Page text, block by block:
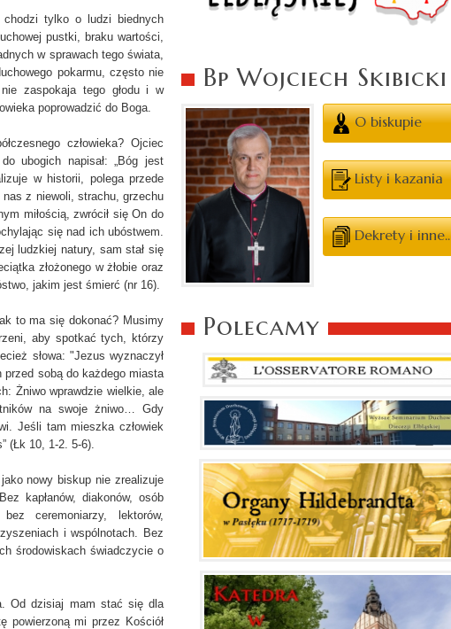
tylko o ludzi biednych
pustki, braku wartości,
w sprawach tego świata,
pokarmu, często nie
zaspokaja tego głodu i w
poprowadzić do Boga.
człowieka? Ojciec
ubogich napisał: „Bóg jest
w historii, polega przede
z niewoli, strachu, grzechu
miłością, zwrócił się On do
się nad ich ubóstwem.
ludzkiej natury, sam stał się
złożonego w żłobie oraz
jakim jest śmierć (nr 16).
to ma się dokonać? Musimy
aby spotkać tych, którzy
słowa: "Jezus wyznaczył
przed sobą do każdego miasta
Żniwo wprawdzie wielkie, ale
na swoje żniwo… Gdy
Jeśli tam mieszka człowiek
(Łk 10, 1-2. 5-6).
nowy biskup nie zrealizuje
kapłanów, diakonów, osób
ceremoniarzy, lektorów,
i wspólnotach. Bez
środowiskach świadczycie o
Od dzisiaj mam stać się dla
powierzoną mi przez Kościół
Bp Wojciech Skibicki
O biskupie
Listy i kazania
Dekrety i inne..
Polecamy